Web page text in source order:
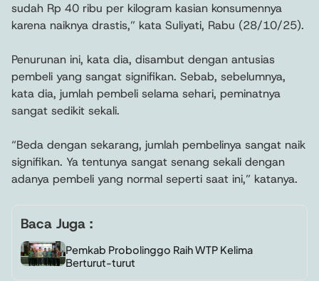
sudah Rp 40 ribu per kilogram kasian konsumennya
karena naiknya drastis,” kata Suliyati, Rabu (28/10/25).
Penurunan ini, kata dia, disambut dengan antusias
pembeli yang sangat signifikan. Sebab, sebelumnya,
kata dia, jumlah pembeli selama sehari, peminatnya
sangat sedikit sekali.
“Beda dengan sekarang, jumlah pembelinya sangat naik
signifikan. Ya tentunya sangat senang sekali dengan
adanya pembeli yang normal seperti saat ini,” katanya.
Baca Juga :
Pemkab Probolinggo Raih WTP Kelima
Berturut-turut